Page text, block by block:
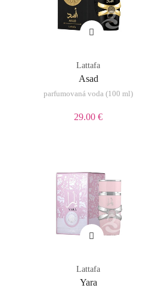
Lattafa
Asad
parfumovaná voda (100 ml)
29.00 €
Lattafa
Yara